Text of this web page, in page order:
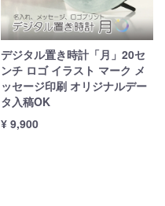
デジタル置き時計「月」20セ
ンチ ロゴ イラスト マーク メ
ッセージ印刷 オリジナルデー
タ入稿OK
¥ 9,900